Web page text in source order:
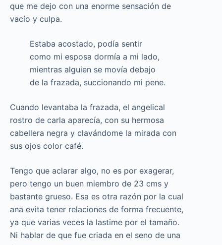
que me dejo con una enorme sensación de
vacío y culpa.
Estaba acostado, podía sentir
como mi esposa dormía a mi lado,
mientras alguien se movía debajo
de la frazada, succionando mi pene.
Cuando levantaba la frazada, el angelical
rostro de carla aparecía, con su hermosa
cabellera negra y clavándome la mirada con
sus ojos color café.
Tengo que aclarar algo, no es por exagerar,
pero tengo un buen miembro de 23 cms y
bastante grueso. Esa es otra razón por la cual
ana evita tener relaciones de forma frecuente,
ya que varias veces la lastime por el tamaño.
Ni hablar de que fue criada en el seno de una